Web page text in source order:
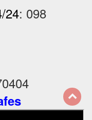
24: 098
back